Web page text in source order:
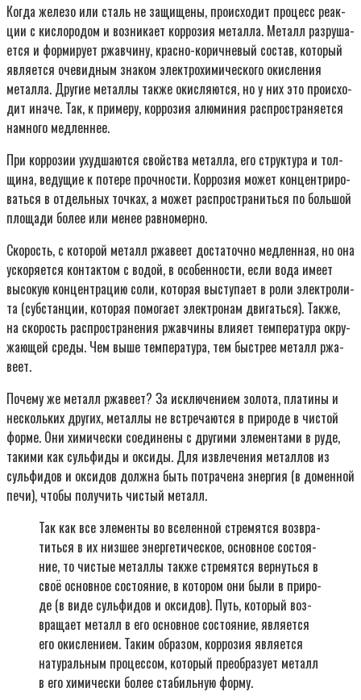
Когда желе­зо или сталь не защи­ще­ны, про­ис­хо­дит про­цесс реак­
ции с кис­ло­ро­дом и воз­ни­ка­ет кор­ро­зия метал­ла. Металл раз­ру­ша­
ет­ся и фор­ми­ру­ет ржав­чи­ну, крас­но-корич­не­вый состав, кото­рый
явля­ет­ся оче­вид­ным зна­ком элек­тро­хи­ми­че­ско­го окис­ле­ния
метал­ла. Дру­гие метал­лы так­же окис­ля­ют­ся, но у них это про­ис­хо­
дит ина­че. Так, к при­ме­ру, кор­ро­зия алю­ми­ния рас­про­стра­ня­ет­ся
намно­го мед­лен­нее.
При кор­ро­зии ухуд­ша­ют­ся свой­ства метал­ла, его струк­ту­ра и тол­
щи­на, веду­щие к поте­ре проч­но­сти. Кор­ро­зия может кон­цен­три­ро­
вать­ся в отдель­ных точ­ках, а может рас­про­стра­нить­ся по боль­шой
пло­ща­ди более или менее рав­но­мер­но.
Ско­рость, с кото­рой металл ржа­ве­ет доста­точ­но мед­лен­ная, но она
уско­ря­ет­ся кон­так­том с водой, в осо­бен­но­сти, если вода име­ет
высо­кую кон­цен­тра­цию соли, кото­рая высту­па­ет в роли элек­тро­ли­
та (суб­стан­ции, кото­рая помо­га­ет элек­тро­нам дви­гать­ся). Так­же,
на ско­рость рас­про­стра­не­ния ржав­чи­ны вли­я­ет тем­пе­ра­ту­ра окру­
жа­ю­щей сре­ды. Чем выше тем­пе­ра­ту­ра, тем быст­рее металл ржа­
ве­ет.
Поче­му же металл ржа­ве­ет? За исклю­че­ни­ем золо­та, пла­ти­ны и
несколь­ких дру­гих, метал­лы не встре­ча­ют­ся в при­ро­де в чистой
фор­ме. Они хими­че­ски соеди­не­ны с дру­ги­ми эле­мен­та­ми в руде,
таки­ми как суль­фи­ды и окси­ды. Для извле­че­ния метал­лов из
суль­фи­дов и окси­дов долж­на быть потра­че­на энер­гия (в домен­ной
печи), что­бы полу­чить чистый металл.
Так как все эле­мен­ты во все­лен­ной стре­мят­ся воз­вра­
тить­ся в их низ­шее энер­ге­ти­че­ское, основ­ное состо­я­
ние, то чистые метал­лы так­же стре­мят­ся вер­нуть­ся в
своё основ­ное состо­я­ние, в кото­ром они были в при­ро­
де (в виде суль­фи­дов и окси­дов). Путь, кото­рый воз­
вра­ща­ет металл в его основ­ное состо­я­ние, явля­ет­ся
его окис­ле­ни­ем. Таким обра­зом, кор­ро­зия явля­ет­ся
нату­раль­ным про­цес­сом, кото­рый пре­об­ра­зу­ет металл
в его хими­че­ски более ста­биль­ную фор­му.